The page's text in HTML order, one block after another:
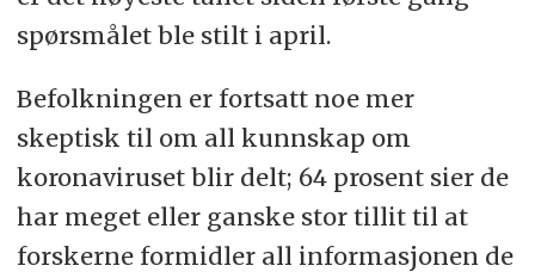
spørsmålet ble stilt i april.
Befolkningen er fortsatt noe mer
skeptisk til om all kunnskap om
koronaviruset blir delt; 64 prosent sier de
har meget eller ganske stor tillit til at
forskerne formidler all informasjonen de